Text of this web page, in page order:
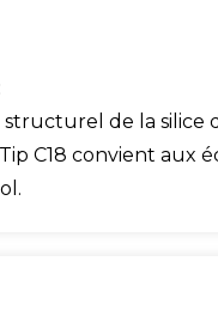
de la silice
C18 convient aux